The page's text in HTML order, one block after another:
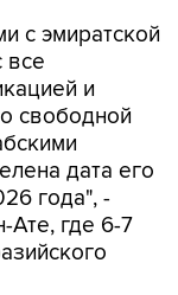
с эмиратской
все
и
свободной
дата его
года", -
Ате, где 6-7